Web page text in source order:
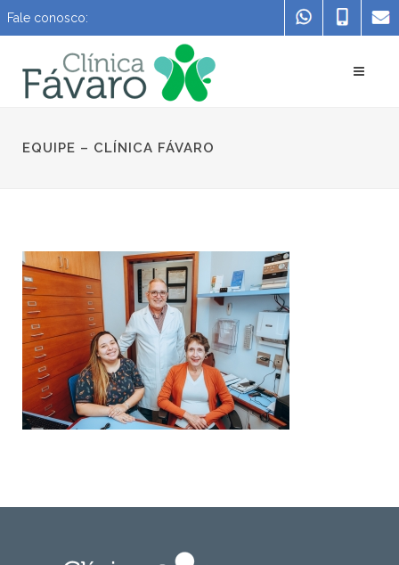
Fale conosco:
EQUIPE – CLÍNICA FÁVARO